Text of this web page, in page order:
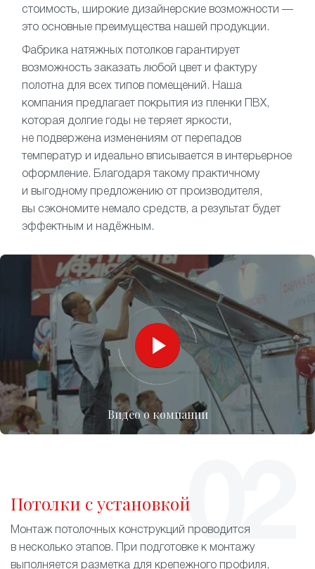
стоимость, широкие дизайнерские возможности —
это основные преимущества нашей продукции.
Фабрика натяжных потолков гарантирует
возможность заказать любой цвет и фактуру
полотна для всех типов помещений. Наша
компания предлагает покрытия из пленки ПВХ,
которая долгие годы не теряет яркости,
не подвержена изменениям от перепадов
температур и идеально вписывается в интерьерное
оформление. Благодаря такому практичному
и выгодному предложению от производителя,
вы сэкономите немало средств, а результат будет
эффектным и надёжным.
Видео о компании
Потолки с установкой
Монтаж потолочных конструкций проводится
в несколько этапов. При подготовке к монтажу
выполняется разметка для крепежного профиля,